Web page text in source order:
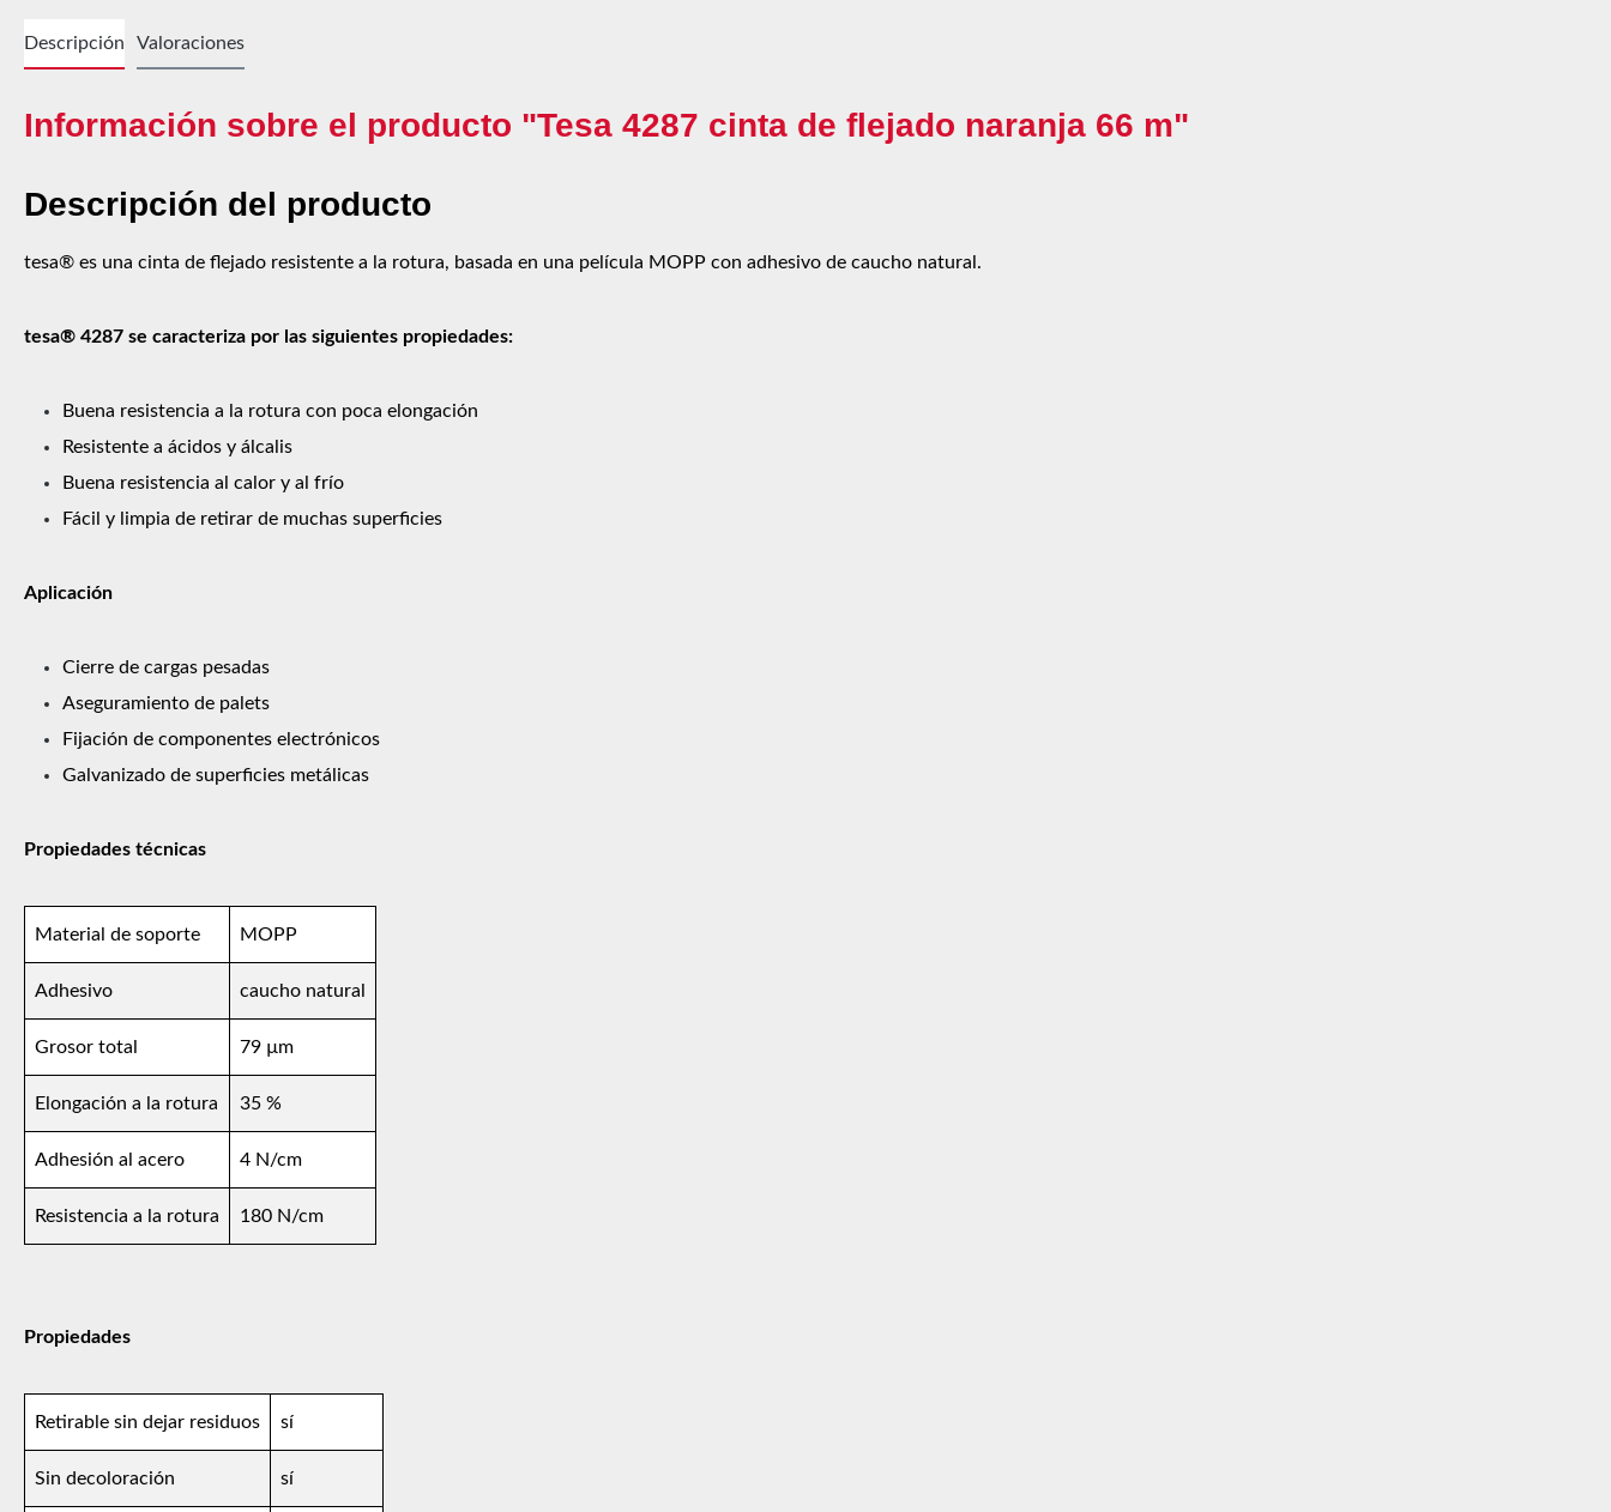
Descripción Valoraciones
Información sobre el producto "Tesa 4287 cinta de flejado naranja 66 m"
Descripción del producto
tesa® es una cinta de flejado resistente a la rotura, basada en una película MOPP con adhesivo de caucho natural.
tesa® 4287 se caracteriza por las siguientes propiedades:
Buena resistencia a la rotura con poca elongación
Resistente a ácidos y álcalis
Buena resistencia al calor y al frío
Fácil y limpia de retirar de muchas superficies
Aplicación
Cierre de cargas pesadas
Aseguramiento de palets
Fijación de componentes electrónicos
Galvanizado de superficies metálicas
Propiedades técnicas
Material de soporte MOPP
Adhesivo caucho natural
Grosor total 79 µm
Elongación a la rotura 35 %
Adhesión al acero 4 N/cm
Resistencia a la rotura 180 N/cm
Propiedades
Retirable sin dejar residuos sí
Sin decoloración sí